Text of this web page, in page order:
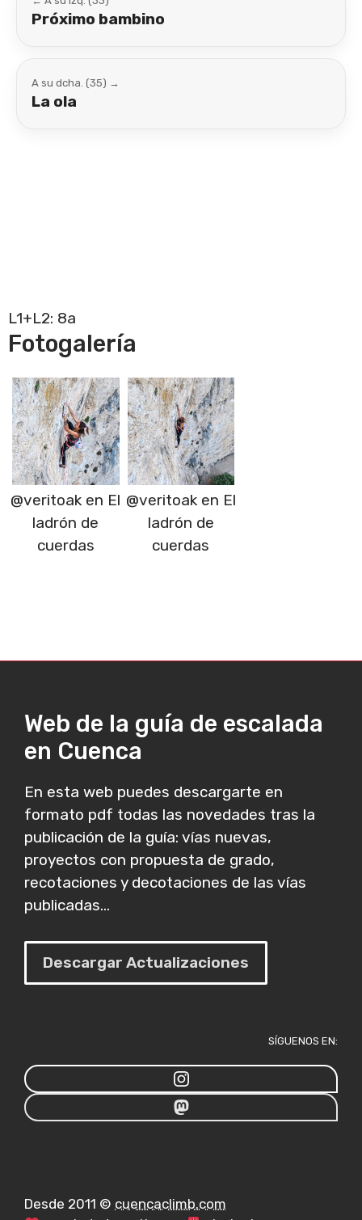
Próximo bambino
A su dcha. (35) →
La ola
L1+L2: 8a
Fotogalería
@veritoak en El
ladrón de
cuerdas
@veritoak en El
ladrón de
cuerdas
Web de la guía de escalada
en Cuenca
En esta web puedes descargarte en
formato pdf todas las novedades tras la
publicación de la guía: vías nuevas,
proyectos con propuesta de grado,
recotaciones y decotaciones de las vías
publicadas...
Descargar Actualizaciones
SÍGUENOS EN:
Desde 2011 © cuencaclimb.com